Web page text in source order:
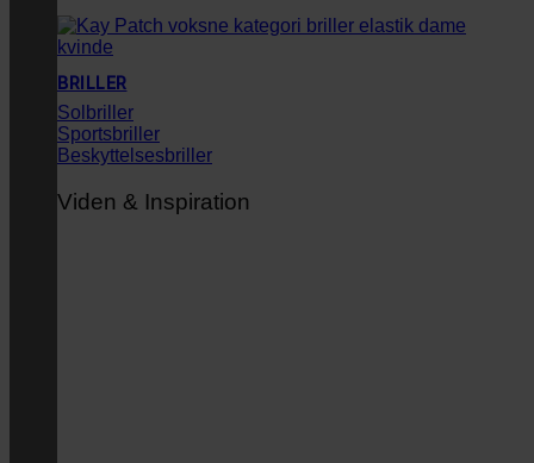
BRILLER
Solbriller
Sportsbriller
Beskyttelsesbriller
Viden & Inspiration